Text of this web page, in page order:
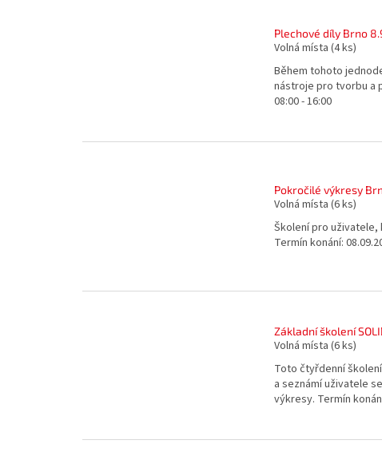
Plechové díly Brno
Volná místa (4 ks)
Během tohoto
nástroje pro tvorbu a
08:00 - 16:00
Pokročilé výkresy
Volná místa (6 ks)
Školení pro
Termín konání:
Základní školení
Volná místa (6 ks)
Toto čtyřdenní
a seznámí uživatele
výkresy. Termín